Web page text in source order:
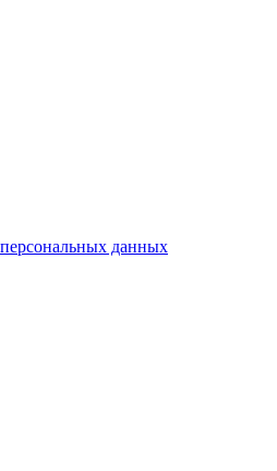
данных